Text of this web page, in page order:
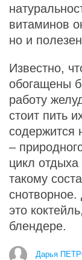
витаминов
но и
Известно,
обогащены
работу
стоит пить
содержится
–
цикл
такому
снотворное.
это
блендере.
Дарья